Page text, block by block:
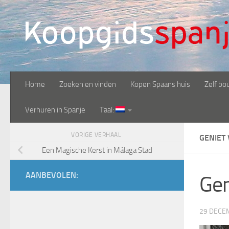
Doorgaan naar inhoud
Home Zoeken en vinden Kopen Spaans huis Zelf
Verhuren in Spanje Taal:
GENIET
29
VORIGE VERHAAL
Een Magische Kerst in Málaga Stad
AANBEVOLEN: